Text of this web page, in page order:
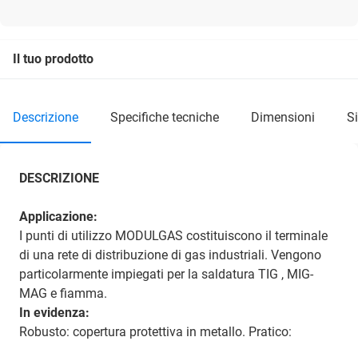
Il tuo prodotto
descrizione specifiche tecniche dimensioni
DESCRIZIONE
Applicazione:
I punti di utilizzo MODULGAS costituiscono il terminale
di una rete di distribuzione di gas industriali. Vengono
particolarmente impiegati per la saldatura TIG , MIG-
MAG e fiamma.
In evidenza:
Robusto: copertura protettiva in metallo. Pratico: